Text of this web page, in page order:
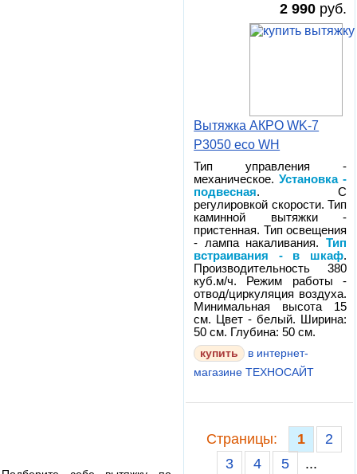
2 990 руб.
Вытяжка АКРО WK-7
P3050 eco WH
Тип управления -
механическое.Установка -
подвесная. С
регулировкой скорости. Тип
каминной вытяжки -
пристенная. Тип освещения
- лампа накаливания.Тип
встраивания - в шкаф.
Производительность 380
куб.м/ч. Режим работы -
отвод/циркуляция воздуха.
Минимальная высота 15
см. Цвет - белый. Ширина:
50 см. Глубина: 50 см.
в интернет-
магазине ТЕХНОСАЙТ
Cтраницы: 1
2
3
4 5
...